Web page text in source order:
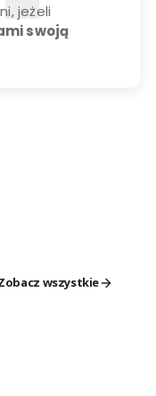
jeżeli
swoją
wszystkie